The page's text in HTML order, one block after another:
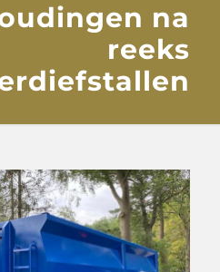
na
reeks